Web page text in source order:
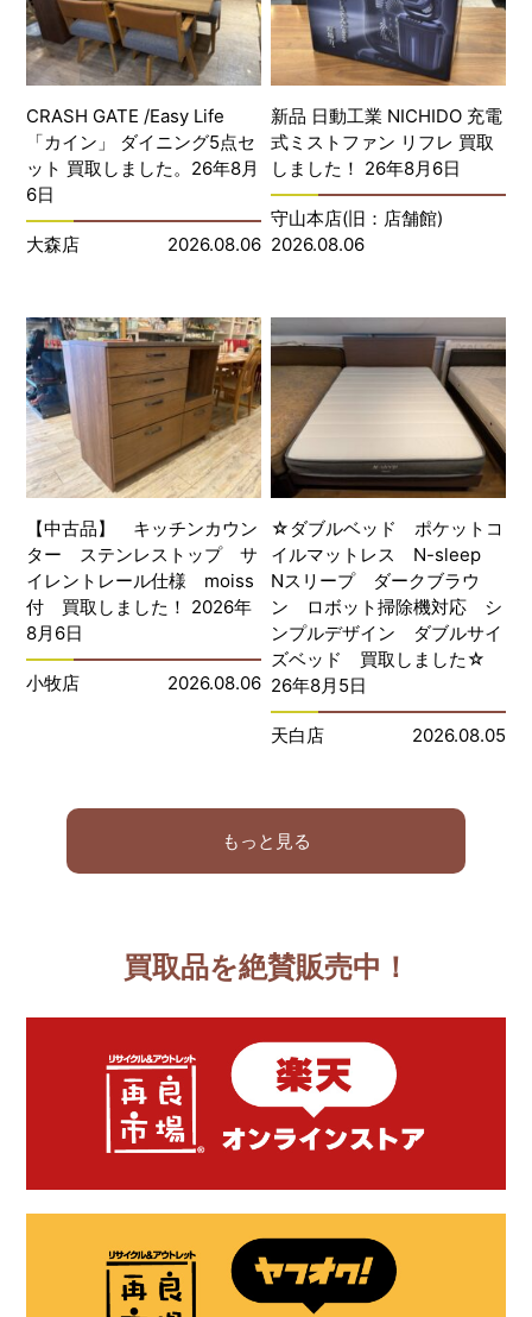
CRASH GATE /Easy Life
「カイン」 ダイニング5点セ
ット 買取しました。26年8月
6日
大森店 2026.08.06
新品 日動工業 NICHIDO 充電
式ミストファン リフレ 買取
しました！ 26年8月6日
守山本店(旧：店舗館)
2026.08.06
【中古品】 キッチンカウン
ター ステンレストップ サ
イレントレール仕様 moiss
付 買取しました！ 2026年
8月6日
小牧店 2026.08.06
☆ダブルベッド ポケットコ
イルマットレス N-sleep
Nスリープ ダークブラウ
ン ロボット掃除機対応 シ
ンプルデザイン ダブルサイ
ズベッド 買取しました☆
26年8月5日
天白店 2026.08.05
もっと見る
買取品を絶賛販売中！